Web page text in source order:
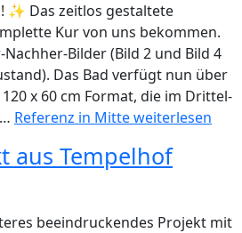
✨ Das zeitlos gestaltete
Kur von uns bekommen.
Bilder (Bild 2 und Bild 4
Das Bad verfügt nun über
x 60 cm Format, die im Drittel-
Referenz in Mitteweiterlesen
aus Tempelhof
beeindruckendes Projekt mit